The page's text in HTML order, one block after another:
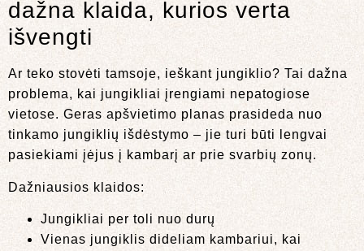
dažna klaida, kurios verta
išvengti
Ar teko stovėti tamsoje, ieškant jungiklio? Tai dažna
problema, kai jungikliai įrengiami nepatogiose
vietose. Geras apšvietimo planas prasideda nuo
tinkamo jungiklių išdėstymo – jie turi būti lengvai
pasiekiami įėjus į kambarį ar prie svarbių zonų.
Dažniausios klaidos:
Jungikliai per toli nuo durų
Vienas jungiklis dideliam kambariui, kai